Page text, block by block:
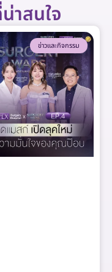
าสนใจ
ข่าวและกิจกรรม